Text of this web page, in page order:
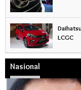
LCGC
Nasional